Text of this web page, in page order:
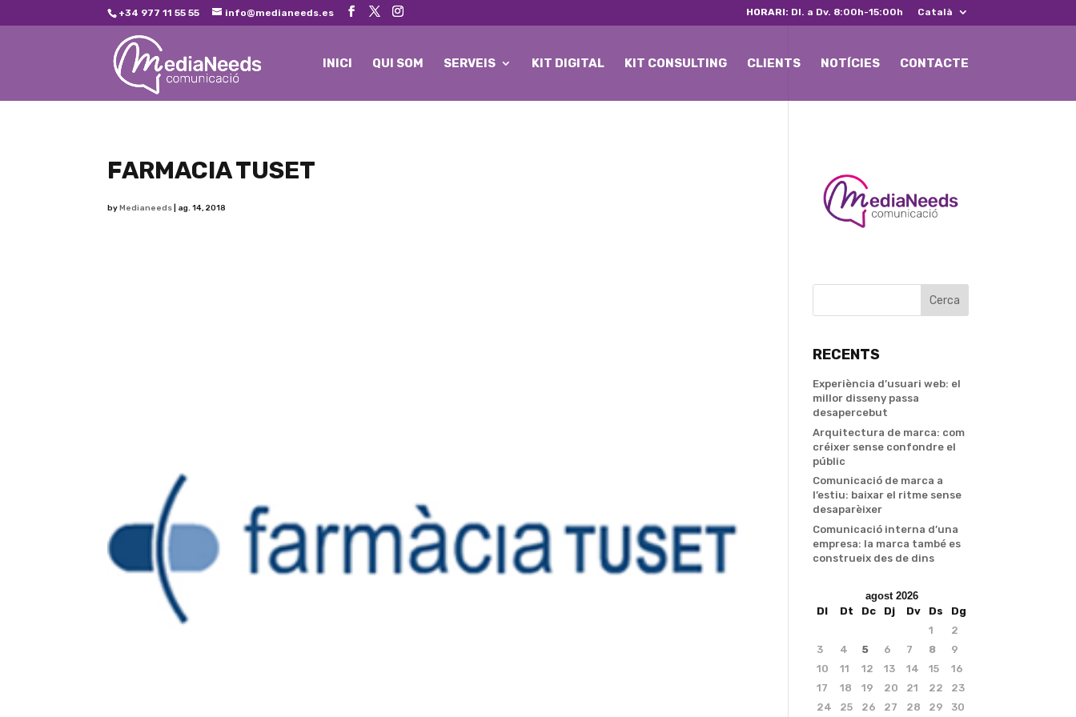
+34 977 11 55 55 info@medianeeds.es HORARI: Dl. a Dv. 8:00h-15:00h Català
INICI QUI SOM SERVEIS KIT DIGITAL KIT CONSULTING CLIENTS NOTÍCIES CONTACTE
FARMACIA TUSET
byMedianeeds ag. 14, 2018
RECENTS
Experiència d’usuari web: el
millor disseny passa
desapercebut
Arquitectura de marca: com
créixer sense confondre el
públic
Comunicació de marca a
l’estiu: baixar el ritme sense
desaparèixer
Comunicació interna d’una
empresa: la marca també es
construeix des de dins
agost 2026
Dl
Dt Dc Dj Dv Ds
Dg
1
2
3
4 5 6 7 8
9
10
11 12 13 14 15
16
17
18 19 20 21 22
23
24
25 26 27 28 29
30